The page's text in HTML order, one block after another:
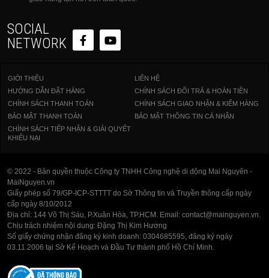
SOCIAL
NETWORK
GIỚI THIỆU
LIÊN HỆ
HƯỚNG DẪN ĐẶT HÀNG
CHÍNH SÁCH ĐỔI TRẢ & HOÀN TIỀN
CHÍNH SÁCH THANH TOÁN
CHÍNH SÁCH GIAO NHẬN & KIỂM HÀNG
BẢO MẬT THANH TOÁN
BẢO MẬT THÔNG TIN CÁ NHÂN
CHÍNH SÁCH TIẾP NHẬN & GIẢI QUYẾT
KHIẾU NẠI
© 2022 - Bản quyền thuộc Công ty TNHH Công nghệ di động Mai Nguyên -
MaiNguyen.vn
Giấy phép số 79/GP-ICP-STTTT do Sở Thông tin và Truyền thông cấp ngày
cấp ngày 8/10/2012
Địa chỉ: 144 Võ Thị Sáu, P.Xuân Hòa, TP.HCM. Email: contact@mainguyen.vn.
Chịu trách nhiệm nội dung: Đặng Thị Kim Hương
Số giấy chứng nhận đăng ký kinh doanh: 0304685595, đăng ký ngày
03.11.2006 tại Sở Kế Hoạch và Đầu Tư thành phố Hồ Chí Minh.